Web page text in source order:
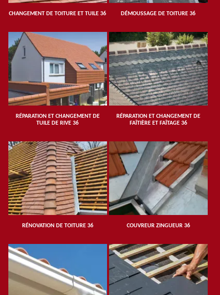
CHANGEMENT DE TOITURE ET TUILE 36 DÉMOUSSAGE DE TOITURE 36
RÉPARATION ET CHANGEMENT DE
TUILE DE RIVE 36
RÉPARATION ET CHANGEMENT DE
FAÎTIÈRE ET FAÎTAGE 36
RÉNOVATION DE TOITURE 36 COUVREUR ZINGUEUR 36